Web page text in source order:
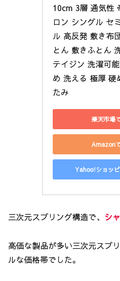
10cm 3層 通気性
ロン シングル セ
ル 高反発 敷き布
とん 敷きふとん
テイジン 洗濯可
め 洗える 極厚 硬
たみ
楽天市場
Amazon
Yahoo!ショッ
三次元スプリング構造で、 シ
高価な製品が多い三次元スプ
ルな価格帯でした。